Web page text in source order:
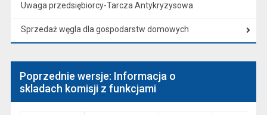
Uwaga przedsiębiorcy-Tarcza Antykryzysowa
Sprzedaż węgla dla gospodarstw domowych
Poprzednie wersje: Informacja o
skladach komisji z funkcjami